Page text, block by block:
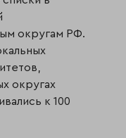
округам РФ.
округах
к 100